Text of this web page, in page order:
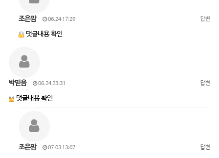
조은맘 06.24 17:29 답변
댓글내용 확인
박믿음 06.24 23:31 답변
댓글내용 확인
조은맘 07.03 13:07 답변